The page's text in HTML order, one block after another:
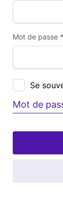
Mot de passe *
Se
Mot de